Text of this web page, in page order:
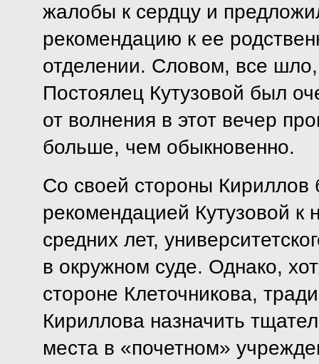
жалобы к сердцу и
рекомендацию к ее
отделении. Словом, все
Постоялец Кутузовой был
от волнения в этот вечер
больше, чем обыкновенно.
Со своей стороны Кириллов
рекомендацией Кутузовой к
средних лет,
в окружном суде. Однако,
стороне Клеточникова,
Кириллова назначить
места в «почетном»